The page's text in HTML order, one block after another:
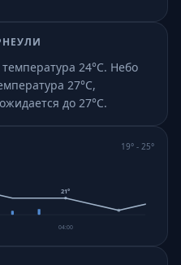
24°C. Небо
27°C,
до 27°C.
19° - 25°
21°
04:00